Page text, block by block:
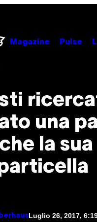
Magazine Pulse
una
la sua
Luglio 26, 2017,